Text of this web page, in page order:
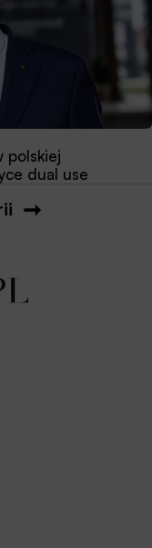
polskiej
dual use